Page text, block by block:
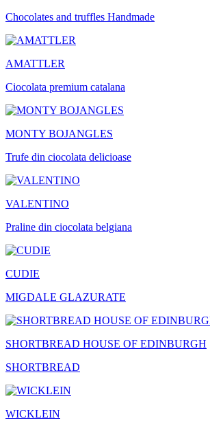
Chocolates and truffles Handmade
AMATTLER
Ciocolata premium catalana
MONTY BOJANGLES
Trufe din ciocolata delicioase
VALENTINO
Praline din ciocolata belgiana
CUDIE
MIGDALE GLAZURATE
SHORTBREAD HOUSE OF EDINBURGH
SHORTBREAD
WICKLEIN